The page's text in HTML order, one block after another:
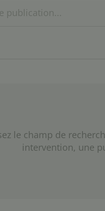
le champ de
intervention, une